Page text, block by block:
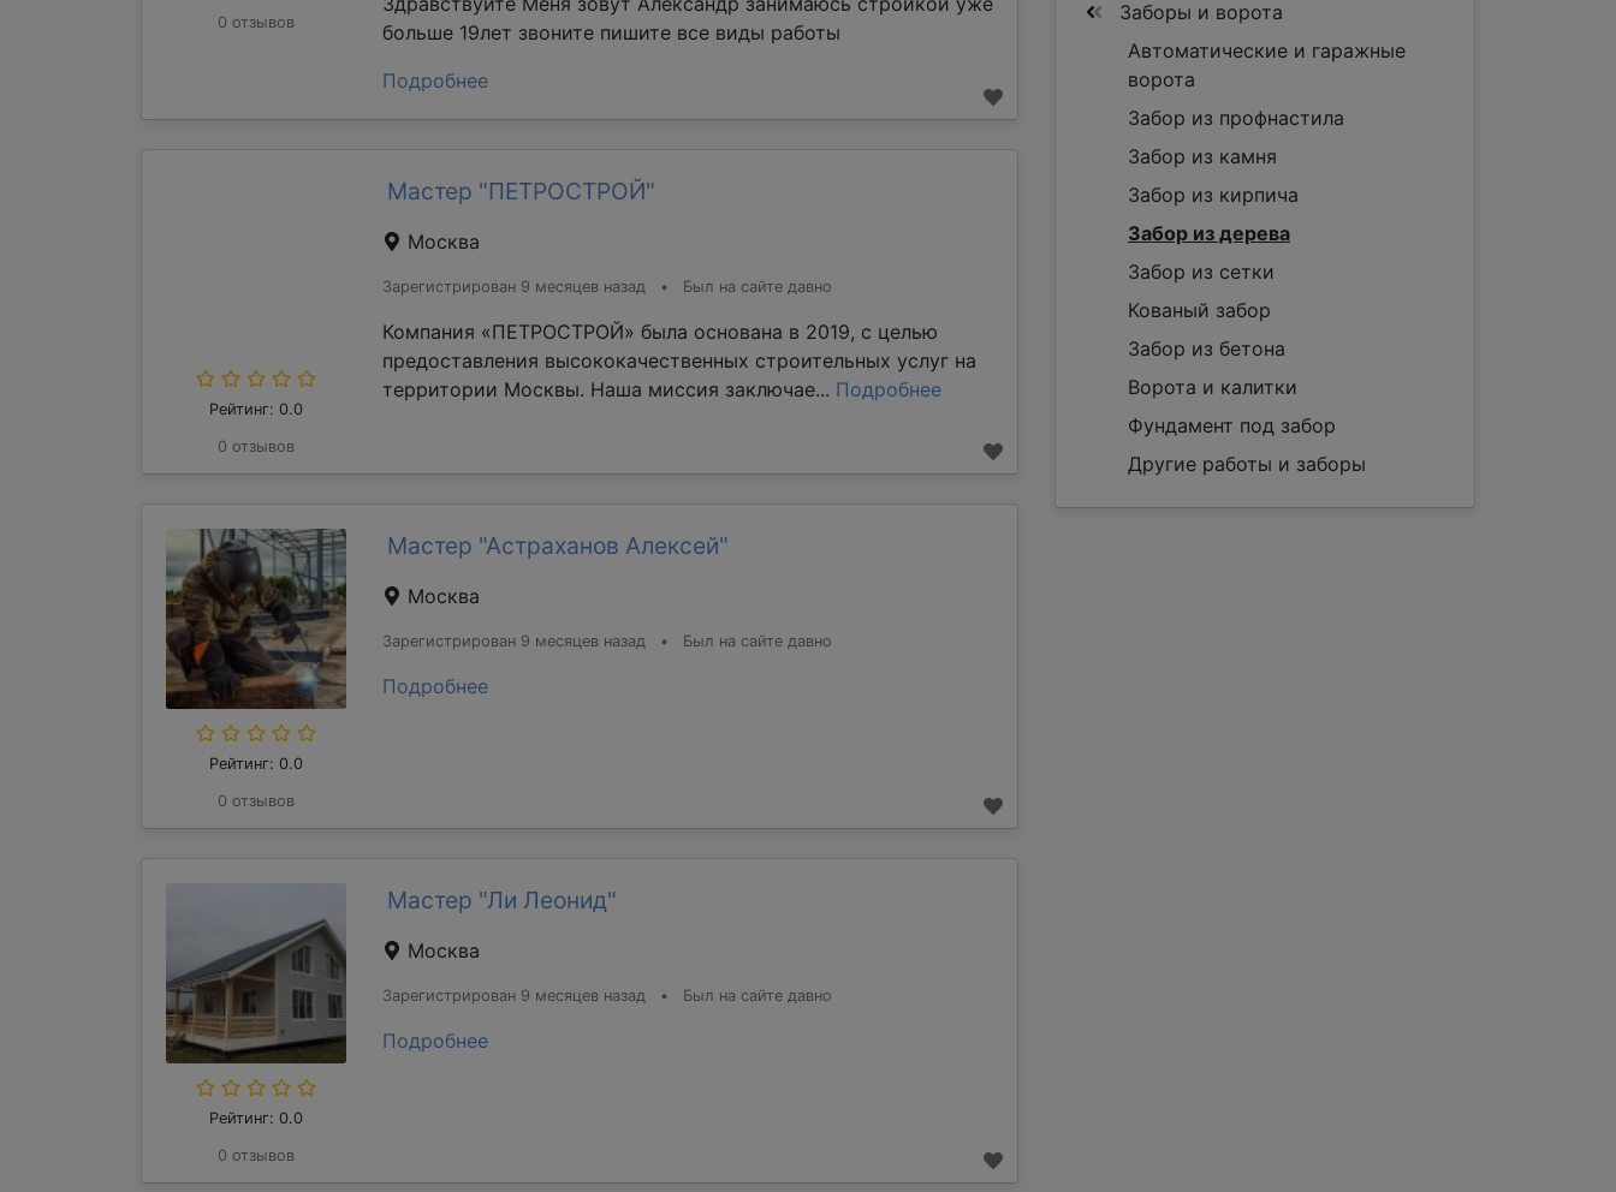
0 отзывов
больше 19лет звоните пишите все виды работы
Подробнее
Рейтинг: 0.0
0 отзывов
Мастер "ПЕТРОСТРОЙ"
Москва
Зарегистрирован 9 месяцев назад • Был на сайте давно
Компания «ПЕТРОСТРОЙ» была основана в 2019, с целью
предоставления высококачественных строительных услуг на
территории Москвы. Наша миссия заключае... Подробнее
Рейтинг: 0.0
0 отзывов
Мастер "Астраханов Алексей"
Москва
Зарегистрирован 9 месяцев назад • Был на сайте давно
Подробнее
Рейтинг: 0.0
0 отзывов
Мастер "Ли Леонид"
Москва
Зарегистрирован 9 месяцев назад • Был на сайте давно
Подробнее
Заборы и ворота
Автоматические и гаражные
ворота
Забор из профнастила
Забор из камня
Забор из кирпича
Забор из дерева
Забор из сетки
Кованый забор
Забор из бетона
Ворота и калитки
Фундамент под забор
Другие работы и заборы